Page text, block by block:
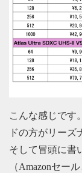
こんな感じです
ドの方がリーズ
そして冒頭に書
（Amazonセー